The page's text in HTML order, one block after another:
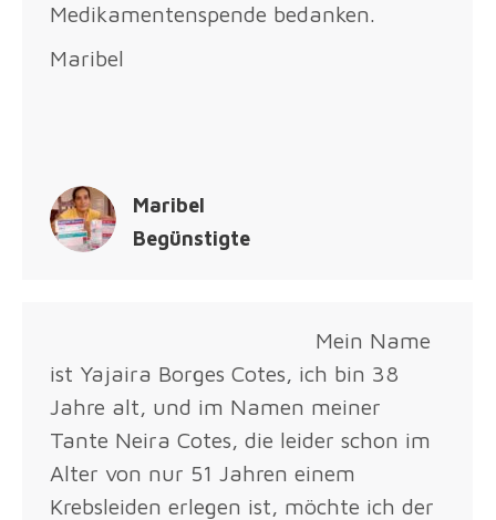
Medikamentenspende bedanken.
Maribel
Maribel
Begünstigte
Mein Name
ist Yajaira Borges Cotes, ich bin 38
Jahre alt, und im Namen meiner
Tante Neira Cotes, die leider schon im
Alter von nur 51 Jahren einem
Krebsleiden erlegen ist, möchte ich der